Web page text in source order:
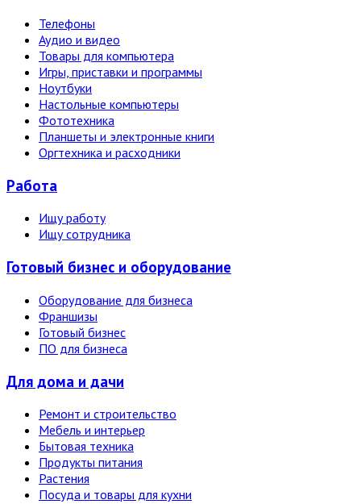
Телефоны
Аудио и видео
Товары для компьютера
Игры, приставки и программы
Ноутбуки
Настольные компьютеры
Фототехника
Планшеты и электронные книги
Оргтехника и расходники
Работа
Ищу работу
Ищу сотрудника
Готовый бизнес и оборудование
Оборудование для бизнеса
Франшизы
Готовый бизнес
ПО для бизнеса
Для дома и дачи
Ремонт и строительство
Мебель и интерьер
Бытовая техника
Продукты питания
Растения
Посуда и товары для кухни